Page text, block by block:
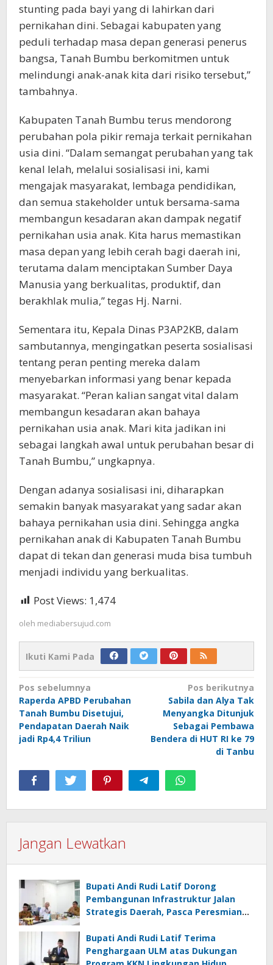
stunting pada bayi yang di lahirkan dari
pernikahan dini. Sebagai kabupaten yang
peduli terhadap masa depan generasi penerus
bangsa, Tanah Bumbu berkomitmen untuk
melindungi anak-anak kita dari risiko tersebut,”
tambahnya.
Kabupaten Tanah Bumbu terus mendorong
perubahan pola pikir remaja terkait pernikahan
usia dini. “Dalam semangat perubahan yang tak
kenal lelah, melalui sosialisasi ini, kami
mengajak masyarakat, lembaga pendidikan,
dan semua stakeholder untuk bersama-sama
membangun kesadaran akan dampak negatif
pernikahan usia anak. Kita harus memastikan
masa depan yang lebih cerah bagi daerah ini,
terutama dalam menciptakan Sumber Daya
Manusia yang berkualitas, produktif, dan
berakhlak mulia,” tegas Hj. Narni.
Sementara itu, Kepala Dinas P3AP2KB, dalam
sambutannya, mengingatkan peserta sosialisasi
tentang peran penting mereka dalam
menyebarkan informasi yang benar kepada
masyarakat. “Peran kalian sangat vital dalam
membangun kesadaran akan bahaya
pernikahan usia anak. Mari kita jadikan ini
sebagai langkah awal untuk perubahan besar di
Tanah Bumbu,” ungkapnya.
Dengan adanya sosialisasi ini, diharapkan
semakin banyak masyarakat yang sadar akan
bahaya pernikahan usia dini. Sehingga angka
pernikahan anak di Kabupaten Tanah Bumbu
dapat di tekan dan generasi muda bisa tumbuh
menjadi individu yang berkualitas.
Post Views: 1,474
oleh mediabersujud.com
Ikuti Kami Pada
Navigasi
pos
Pos sebelumnya
Raperda APBD Perubahan
Tanah Bumbu Disetujui,
Pendapatan Daerah Naik
jadi Rp4,4 Triliun
Pos berikutnya
Sabila dan Alya Tak
Menyangka Ditunjuk
Sebagai Pembawa
Bendera di HUT RI ke 79
di Tanbu
Jangan Lewatkan
Bupati Andi Rudi Latif Dorong
Pembangunan Infrastruktur Jalan
Strategis Daerah, Pasca Peresmian
Bupati Andi Rudi Latif Terima
Penghargaan ULM atas Dukungan